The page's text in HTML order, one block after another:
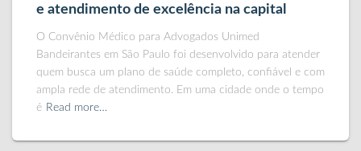
e atendimento de excelência na capital
O Convênio Médico para Advogados Unimed
Bandeirantes em São Paulo foi desenvolvido para atender
quem busca um plano de saúde completo, confiável e com
ampla rede de atendimento. Em uma cidade onde o tempo
é Read more…